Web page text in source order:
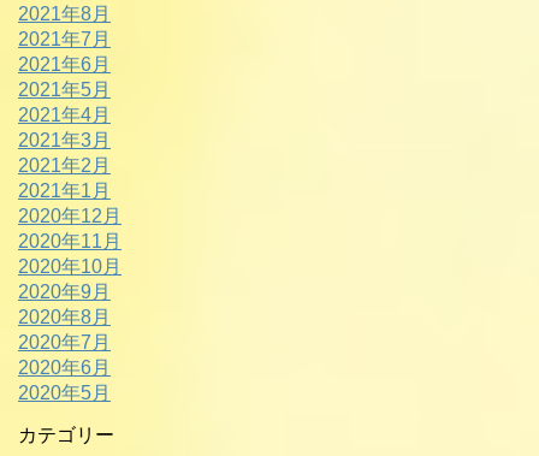
2021年8月
2021年7月
2021年6月
2021年5月
2021年4月
2021年3月
2021年2月
2021年1月
2020年12月
2020年11月
2020年10月
2020年9月
2020年8月
2020年7月
2020年6月
2020年5月
カテゴリー